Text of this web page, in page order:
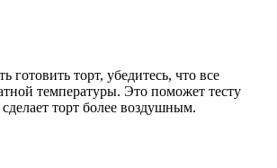
готовить торт, убедитесь, что все
температуры. Это поможет тесту
торт более воздушным.